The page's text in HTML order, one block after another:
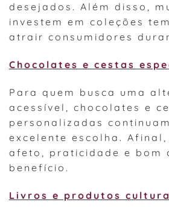
desejados. Além disso,
investem em coleções
atrair consumidores
Chocolates e cestas
Para quem busca uma
acessível, chocolates e
personalizadas
excelente escolha. Afinal,
afeto, praticidade e bom
benefício.
Livros e produtos